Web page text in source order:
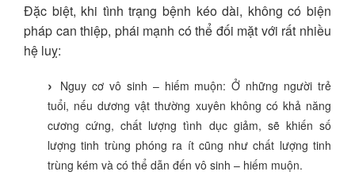
Đặc biệt, khi tình trạng bệnh kéo dài, không có biện
pháp can thiệp, phái mạnh có thể đối mặt với rất nhiều
hệ luỵ:
Nguy cơ vô sinh – hiếm muộn: Ở những người trẻ
tuổi, nếu dương vật thường xuyên không có khả năng
cương cứng, chất lượng tình dục giảm, sẽ khiến số
lượng tinh trùng phóng ra ít cũng như chất lượng tinh
trùng kém và có thể dẫn đến vô sinh – hiếm muộn.